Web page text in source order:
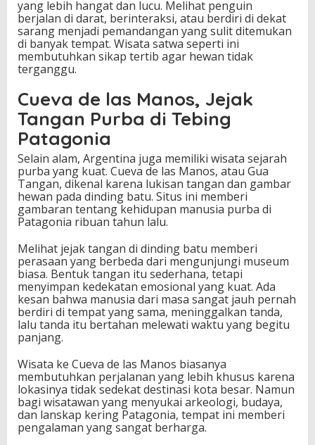
yang lebih hangat dan lucu. Melihat penguin
berjalan di darat, berinteraksi, atau berdiri di dekat
sarang menjadi pemandangan yang sulit ditemukan
di banyak tempat. Wisata satwa seperti ini
membutuhkan sikap tertib agar hewan tidak
terganggu.
Cueva de las Manos, Jejak
Tangan Purba di Tebing
Patagonia
Selain alam, Argentina juga memiliki wisata sejarah
purba yang kuat. Cueva de las Manos, atau Gua
Tangan, dikenal karena lukisan tangan dan gambar
hewan pada dinding batu. Situs ini memberi
gambaran tentang kehidupan manusia purba di
Patagonia ribuan tahun lalu.
Melihat jejak tangan di dinding batu memberi
perasaan yang berbeda dari mengunjungi museum
biasa. Bentuk tangan itu sederhana, tetapi
menyimpan kedekatan emosional yang kuat. Ada
kesan bahwa manusia dari masa sangat jauh pernah
berdiri di tempat yang sama, meninggalkan tanda,
lalu tanda itu bertahan melewati waktu yang begitu
panjang.
Wisata ke Cueva de las Manos biasanya
membutuhkan perjalanan yang lebih khusus karena
lokasinya tidak sedekat destinasi kota besar. Namun
bagi wisatawan yang menyukai arkeologi, budaya,
dan lanskap kering Patagonia, tempat ini memberi
pengalaman yang sangat berharga.